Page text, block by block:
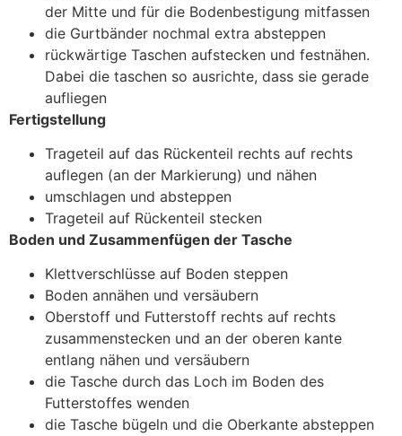
der Mitte und für die Bodenbestigung mitfassen
die Gurtbänder nochmal extra absteppen
rückwärtige Taschen aufstecken und festnähen.
Dabei die taschen so ausrichte, dass sie gerade
aufliegen
Fertigstellung
Trageteil auf das Rückenteil rechts auf rechts
auflegen (an der Markierung) und nähen
umschlagen und absteppen
Trageteil auf Rückenteil stecken
Boden und Zusammenfügen der Tasche
Klettverschlüsse auf Boden steppen
Boden annähen und versäubern
Oberstoff und Futterstoff rechts auf rechts
zusammenstecken und an der oberen kante
entlang nähen und versäubern
die Tasche durch das Loch im Boden des
Futterstoffes wenden
die Tasche bügeln und die Oberkante absteppen